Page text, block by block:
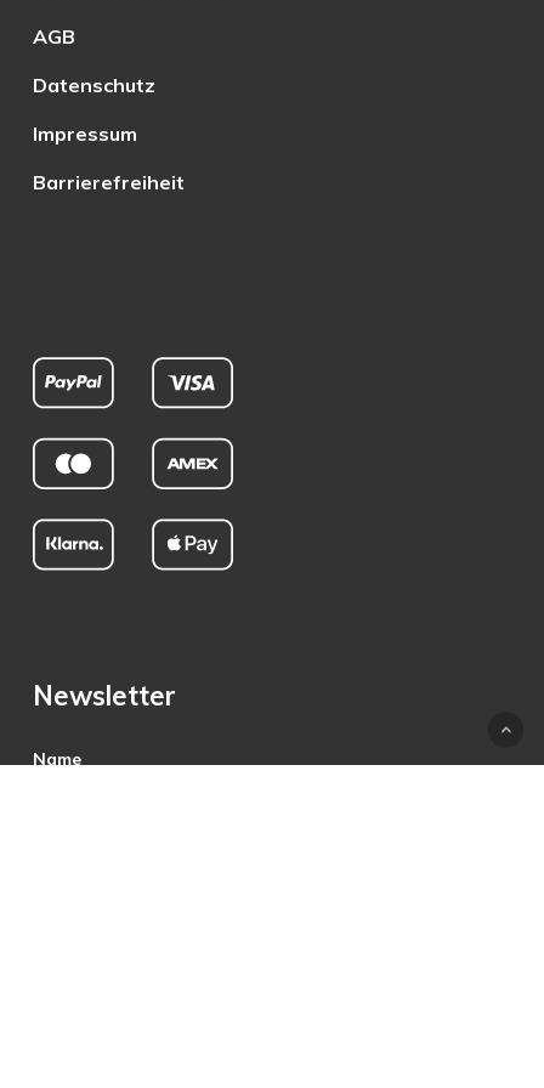
AGB
Datenschutz
Impressum
Barrierefreiheit
Newsletter
Name